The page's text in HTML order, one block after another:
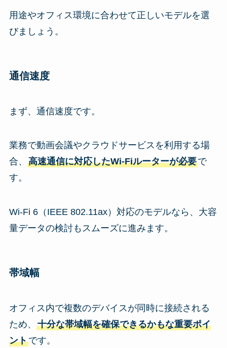
用途やオフィス環境に合わせて正しいモデルを選
びましょう。
通信速度
まず、通信速度です。
業務で動画会議やクラウドサービスを利用する場
合、 高速通信に対応したWi-Fiルーターが必要で
す。
Wi-Fi 6（IEEE 802.11ax）対応のモデルなら、大容
量データの検討もスムーズに進みます。
帯域幅
オフィス内で複数のデバイスが同時に接続される
ため、 十分な帯域幅を確保できるかもな重要ポイ
ントです。